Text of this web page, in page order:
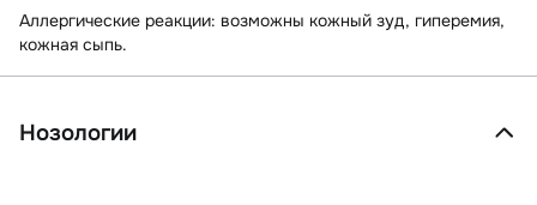
Аллергические реакции: возможны кожный зуд, гиперемия,
кожная сыпь.
Нозологии